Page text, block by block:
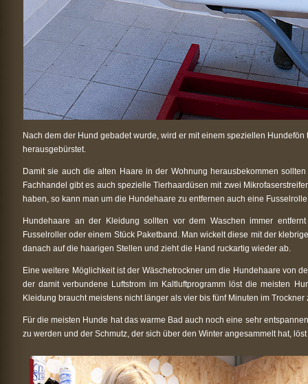
Nach dem der Hund gebadet wurde, wird er mit einem speziellen
herausgebürstet.
Damit sie auch die alten Haare in der Wohnung herausbekommen
Fachhandel gibt es auch spezielle Tierhaardüsen mit zwei
haben, so kann man um die Hundehaare zu entfernen auch eine
Hundehaare an der Kleidung sollten vor dem Waschen immer
Fusselroller oder einem Stück Paketband. Man wickelt diese mit der
danach auf die haarigen Stellen und zieht die Hand ruckartig wieder ab.
Eine weitere Möglichkeit ist der Wäschetrockner um die Hundehaare von
der damit verbundene Luftstrom im Kaltluftprogramm löst die meisten
Kleidung braucht meistens nicht länger als vier bis fünf Minuten im Trockner
Für die meisten Hunde hat das warme Bad auch noch eine sehr
zu werden und der Schmutz, der sich über den Winter angesammelt hat,